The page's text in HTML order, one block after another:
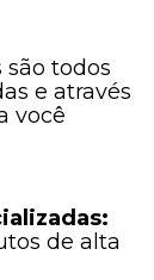
são todos
e através
você
de alta